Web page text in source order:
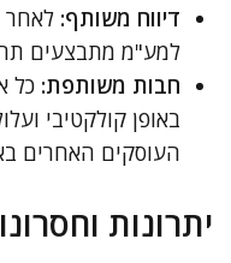
דיווח משותף: לאחר
למע"מ מתבצעים
חבות משותפת: כל
באופן קולקטיבי
העוסקים האחרים
יתרונות